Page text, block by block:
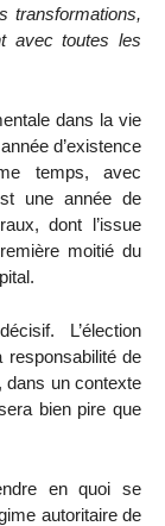
transformations,
avec toutes les
dans la vie
d’existence
temps, avec
une année de
dont l’issue
moitié du
L’élection
responsabilité de
dans un contexte
bien pire que
en quoi se
autoritaire de